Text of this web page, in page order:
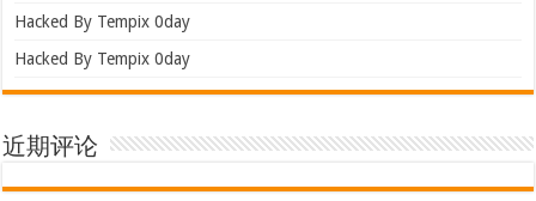
Hacked By Tempix 0day
Hacked By Tempix 0day
近期评论